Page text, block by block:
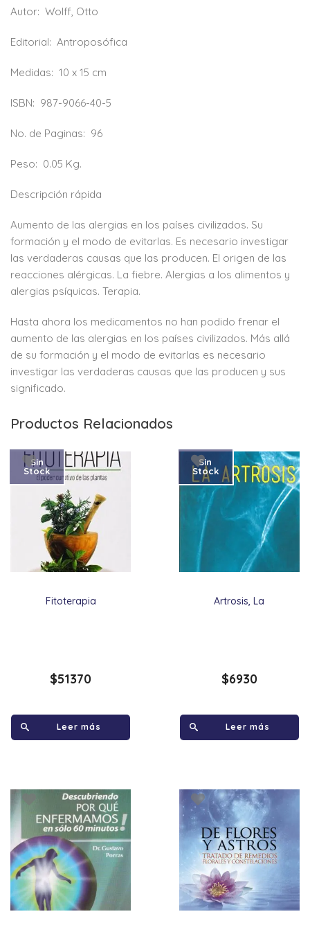
Autor: Wolff, Otto
Editorial: Antroposófica
Medidas: 10 x 15 cm
ISBN: 987-9066-40-5
No. de Paginas: 96
Peso: 0.05 Kg.
Descripción rápida
Aumento de las alergias en los países civilizados. Su
formación y el modo de evitarlas. Es necesario investigar
las verdaderas causas que las producen. El origen de las
reacciones alérgicas. La fiebre. Alergias a los alimentos y
alergias psíquicas. Terapia.
Hasta ahora los medicamentos no han podido frenar el
aumento de las alergias en los países civilizados. Más allá
de su formación y el modo de evitarlas es necesario
investigar las verdaderas causas que las producen y sus
significado.
Productos Relacionados
Fitoterapia
Sin
Stock
$51370
Leer más
Artrosis, La
Sin
Stock
$6930
Leer más